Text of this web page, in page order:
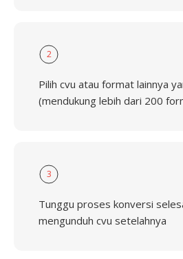
2
Pilih cvu atau format lainnya
(mendukung lebih dari 200
3
Tunggu proses konversi
mengunduh cvu setelahnya